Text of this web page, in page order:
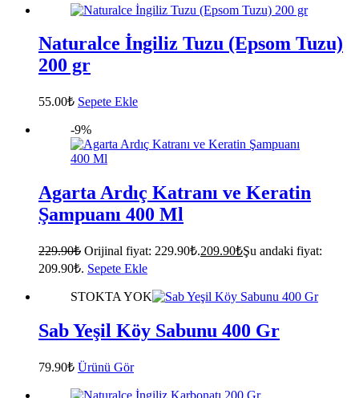
Naturalce İngiliz Tuzu (Epsom Tuzu)
200 gr
55.00₺ Sepete Ekle
-9%
Agarta Ardıç Katranı ve Keratin
Şampuanı 400 Ml
229.90₺ Orijinal fiyat: 229.90₺.209.90₺Şu andaki fiyat:
209.90₺. Sepete Ekle
STOKTA YOK
Sab Yeşil Köy Sabunu 400 Gr
79.90₺ Ürünü Gör